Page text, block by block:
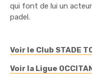
qui font de lui un
padel.
Voir le Club STADE
Voir la Ligue